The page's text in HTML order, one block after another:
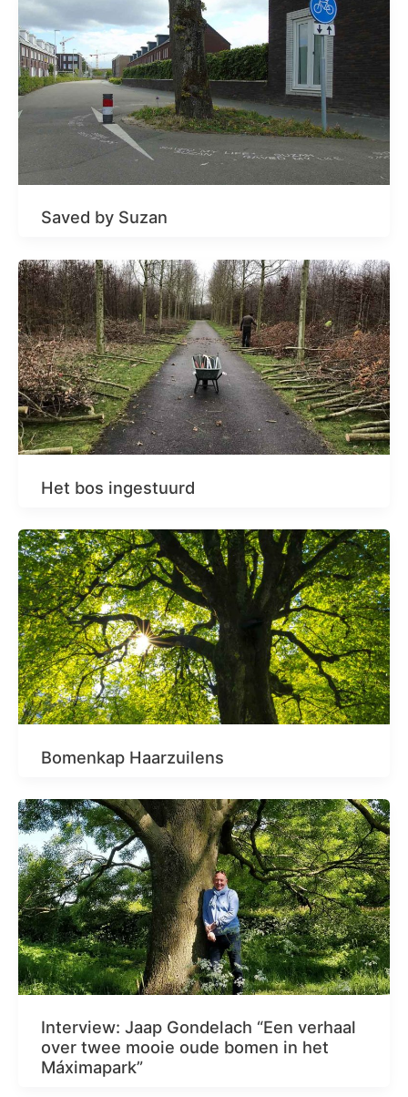
Saved by Suzan
Het bos ingestuurd
Bomenkap Haarzuilens
Interview: Jaap Gondelach “Een verhaal
over twee mooie oude bomen in het
Máximapark”